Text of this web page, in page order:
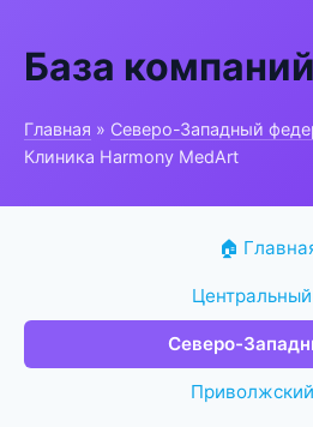
База компаний
Главная » Северо-Западный
Клиника Harmony MedArt
🏠
Северо-